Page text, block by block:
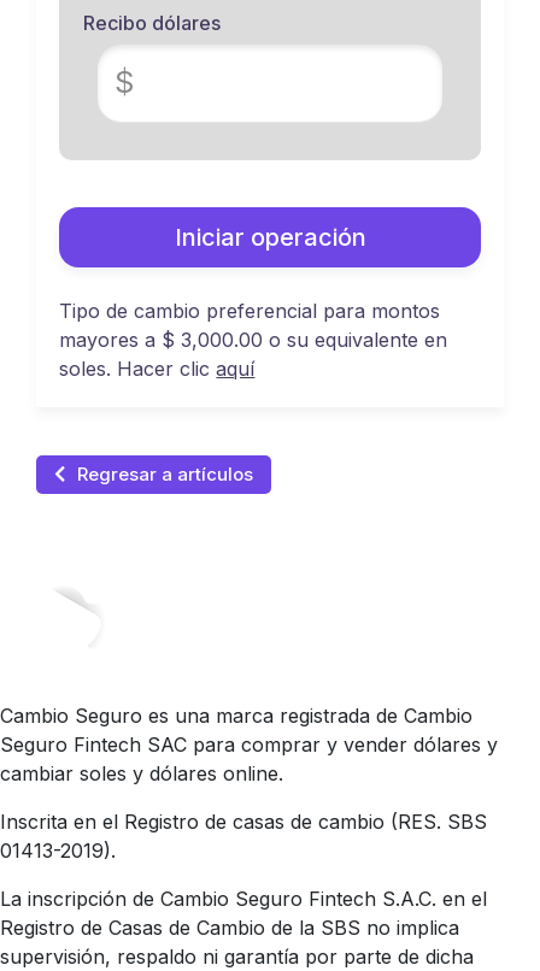
Recibo dólares
$
Iniciar operación
Tipo de cambio preferencial para montos
mayores a $ 3,000.00 o su equivalente en
soles. Hacer clicaquí
Regresar a artículos
Cambio Seguro es una marca registrada de Cambio
Seguro Fintech SAC para comprar y vender dólares y
cambiar soles y dólares online.
Inscrita en el Registro de casas de cambio (RES. SBS
01413-2019).
La inscripción de Cambio Seguro Fintech S.A.C. en el
Registro de Casas de Cambio de la SBS no implica
supervisión, respaldo ni garantía por parte de dicha